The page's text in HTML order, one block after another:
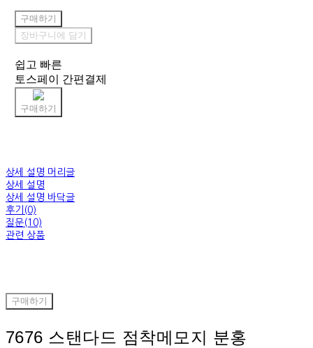
구매하기
장바구니에 담기
쉽고 빠른
토스페이 간편결제
구매하기
상세 설명 머리글
상세 설명
상세 설명 바닥글
후기(0)
질문(10)
관련 상품
구매하기
7676 스탠다드 점착메모지 분홍